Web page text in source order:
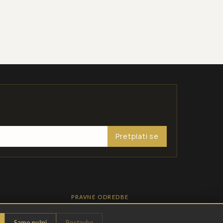
Pretplati se
PRAVNE ODREDBE
Pravila privatnosti